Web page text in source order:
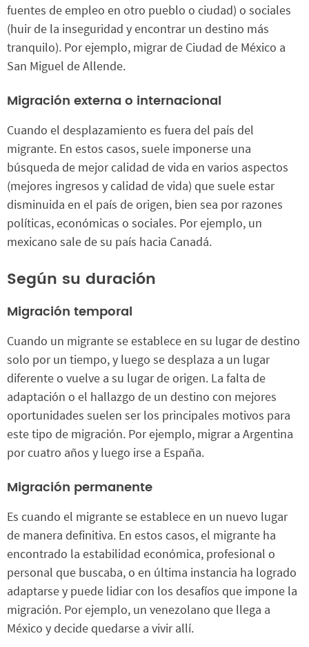
fuentes de empleo en otro pueblo o ciudad) o sociales
(huir de la inseguridad y encontrar un destino más
tranquilo). Por ejemplo, migrar de Ciudad de México a
San Miguel de Allende.
Migración externa o internacional
Cuando el desplazamiento es fuera del país del
migrante. En estos casos, suele imponerse una
búsqueda de mejor calidad de vida en varios aspectos
(mejores ingresos y calidad de vida) que suele estar
disminuida en el país de origen, bien sea por razones
políticas, económicas o sociales. Por ejemplo, un
mexicano sale de su país hacia Canadá.
Según su duración
Migración temporal
Cuando un migrante se establece en su lugar de destino
solo por un tiempo, y luego se desplaza a un lugar
diferente o vuelve a su lugar de origen. La falta de
adaptación o el hallazgo de un destino con mejores
oportunidades suelen ser los principales motivos para
este tipo de migración. Por ejemplo, migrar a Argentina
por cuatro años y luego irse a España.
Migración permanente
Es cuando el migrante se establece en un nuevo lugar
de manera definitiva. En estos casos, el migrante ha
encontrado la estabilidad económica, profesional o
personal que buscaba, o en última instancia ha logrado
adaptarse y puede lidiar con los desafíos que impone la
migración. Por ejemplo, un venezolano que llega a
México y decide quedarse a vivir allí.